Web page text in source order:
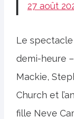
27 août
Le spectacle
demi-heure
Mackie,
Church et
fille Neve